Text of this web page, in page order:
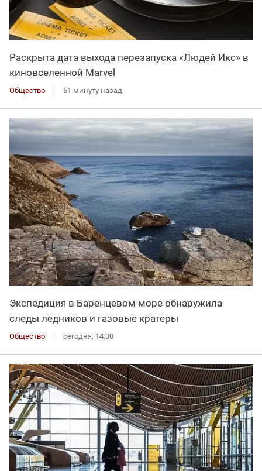
Раскрыта дата выхода перезапуска «Людей Икс» в
киновселенной Marvel
Общество 51 минуту назад
Экспедиция в Баренцевом море обнаружила
следы ледников и газовые кратеры
Общество сегодня, 14:00